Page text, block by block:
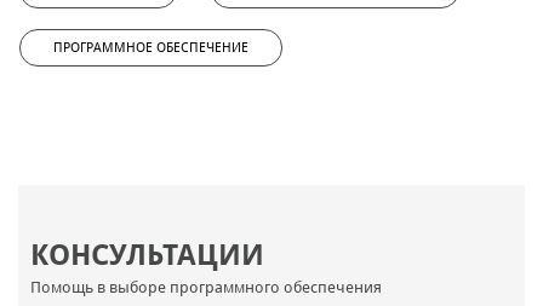
КОНСУЛЬТАЦИИ
Помощь в выборе программного обеспечения
ПРОГРАММНОЕ ОБЕСПЕЧЕНИЕ